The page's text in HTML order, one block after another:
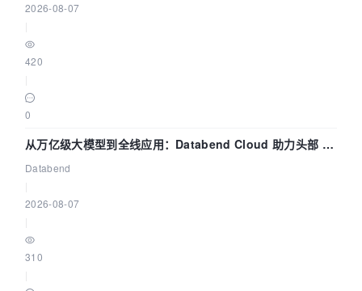
2026-08-07
420
0
从万亿级大模型到全线应用：Databend Cloud 助力头部 AI
企业构建全链路 Trace 数据管道
Databend
2026-08-07
310